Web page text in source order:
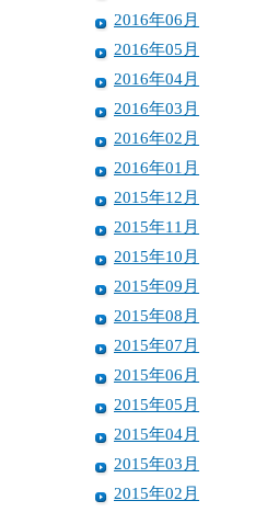
2016年06月
2016年05月
2016年04月
2016年03月
2016年02月
2016年01月
2015年12月
2015年11月
2015年10月
2015年09月
2015年08月
2015年07月
2015年06月
2015年05月
2015年04月
2015年03月
2015年02月